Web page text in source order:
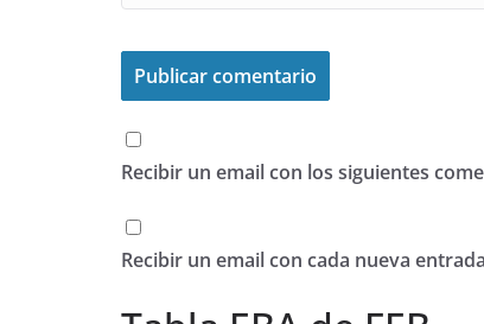
Recibir un email con los siguientes
Recibir un email con cada nueva